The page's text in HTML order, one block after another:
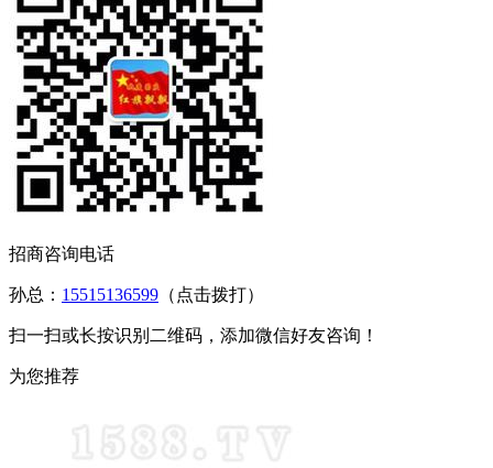
招商咨询电话
孙总： 15515136599 （点击拨打）
扫一扫或长按识别二维码，添加微信好友咨询！
为您推荐